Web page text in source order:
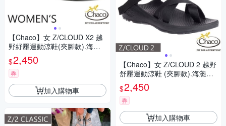
【Chaco】女 Z/CLOUD X2 越
野紓壓運動涼鞋(夾腳款).海灘
鞋_CH-ZLW04-HK24 薄荷粉紅
$2,450
券
加入購物車
【Chaco】女 Z/CLOUD 2 越野
舒壓運動涼鞋 (夾腳款).海灘鞋_
CH-ZLW02-H406 黑(寬版)
$2,450
券
加入購物車